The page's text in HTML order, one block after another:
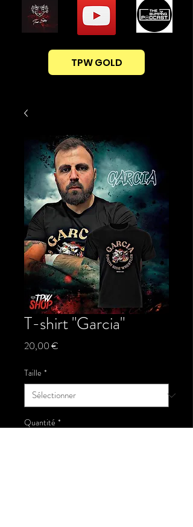
TPW GOLD
T-shirt "Garcia"
20,00 €
Taille *
Quantité *